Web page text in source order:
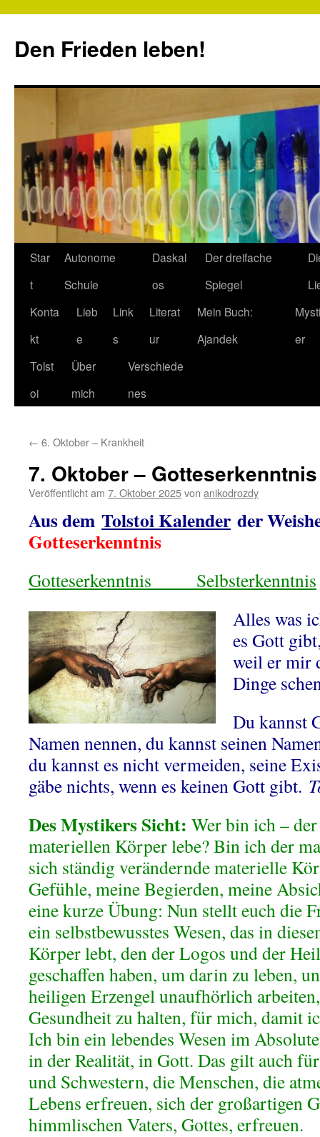
springen
Den Frieden leben!
Star
t
Autonome
Schule
Daskal
os
Der dreifache
Spiegel
Konta
kt
Lieb
e
Link
s
Literat
ur
Mein Buch:
Ajandek
er
Tolst
oi
Über
mich
Verschiede
nes
← 6. Oktober – Krankheit
7. Oktober – Gotteserkenntnis
Veröffentlicht am 7. Oktober 2025von anikodrozdy
Aus dem Tolstoi Kalender der
Gotteserkenntnis
Gotteserkenntnis Selbsterkenntnis
Alles was
es Gott
weil er mir
Dinge
Du kannst
Namen nennen, du kannst seinen
du kannst es nicht vermeiden, seine
gäbe nichts, wenn es keinen Gott gibt.
Des Mystikers Sicht: Wer bin ich –
materiellen Körper lebe? Bin ich der
sich ständig verändernde materielle
Gefühle, meine Begierden, meine
eine kurze Übung: Nun stellt euch die
ein selbstbewusstes Wesen, das in
Körper lebt, den der Logos und der
geschaffen haben, um darin zu leben,
heiligen Erzengel unaufhörlich
Gesundheit zu halten, für mich, damit
Ich bin ein lebendes Wesen im
in der Realität, in Gott. Das gilt auch
und Schwestern, die Menschen, die
Lebens erfreuen, sich der großartigen
himmlischen Vaters, Gottes, erfreuen.